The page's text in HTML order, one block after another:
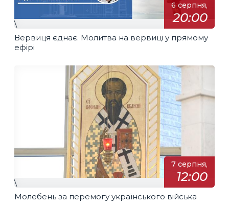
6 серпня,
20:00
\
Вервиця єднає. Молитва на вервиці у прямому
ефірі
7 серпня,
12:00
\
Молебень за перемогу українського війська